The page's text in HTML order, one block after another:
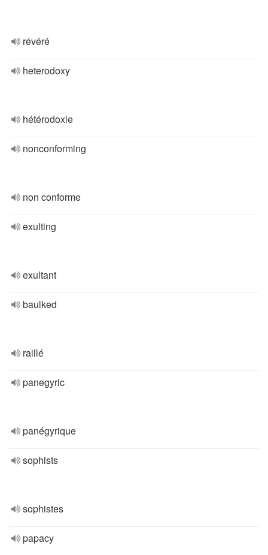
révéré
heterodoxy
hétérodoxie
nonconforming
non conforme
exulting
exultant
baulked
raillé
panegyric
panégyrique
sophists
sophistes
papacy